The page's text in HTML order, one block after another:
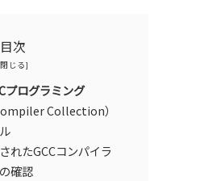
目次
プログラミング
Collection）
れたGCCコンパイラ
確認